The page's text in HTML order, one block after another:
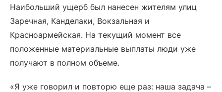
Наибольший ущерб был нанесен жителям улиц
Заречная, Канделаки, Вокзальная и
Красноармейская. На текущий момент все
положенные материальные выплаты люди уже
получают в полном объеме.
«Я уже говорил и повторю еще раз: наша задача –